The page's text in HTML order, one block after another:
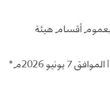
أقسام هيئة